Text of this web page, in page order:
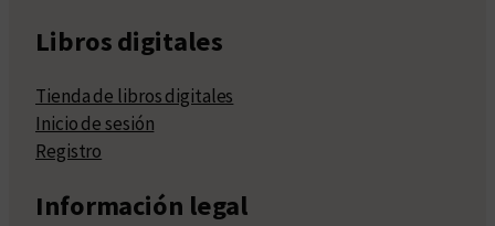
Libros digitales
Tienda de libros digitales
Inicio de sesión
Registro
Información legal